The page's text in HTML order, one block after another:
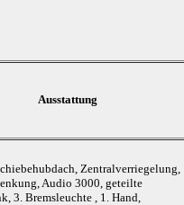
Ausstattung
Zentralverriegelung,
Audio 3000, geteilte
3. Bremsleuchte , 1. Hand,